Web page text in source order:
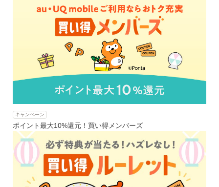
キャンペーン
ポイント最大10%還元！買い得メンバーズ